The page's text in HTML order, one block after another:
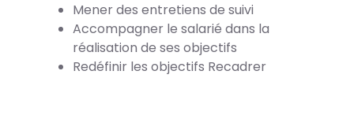
Mener des entretiens de suivi
Accompagner le salarié dans la
réalisation de ses objectifs
Redéfinir les objectifs Recadrer